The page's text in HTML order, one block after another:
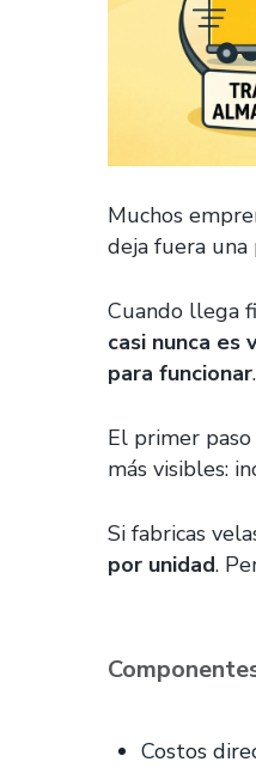
Muchos
deja fuera
Cuando llega
casi nunca es
para funcionar.
El primer
más visibles:
Si fabricas
por unidad.
Costos